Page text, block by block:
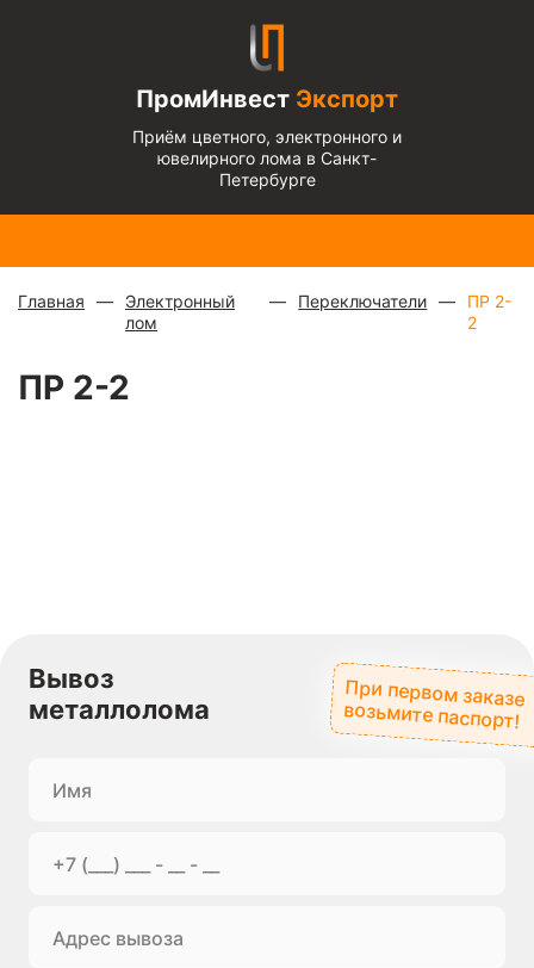
ПромИнвест Экспорт
Приём цветного, электронного и
ювелирного лома в Санкт-
Петербурге
Медь
кг
Радиаторы
310 ₽/кг
Медный
кг
Алюминиевый
₽/кг
Главная
Электронный
лом
Переключатели
ПР 2-
2
ПР 2-2
Вывоз
металлолома
При первом заказе
возьмите паспорт!